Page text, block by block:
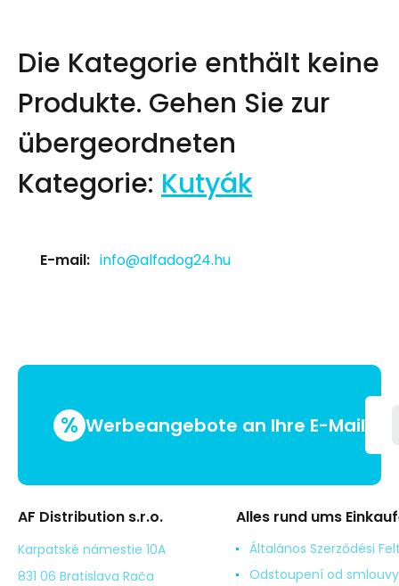
Die Kategorie enthält keine
Produkte. Gehen Sie zur
übergeordneten
Kategorie: Kutyák
E-mail: info@alfadog24.hu
% Werbeangebote an Ihre E-Mail
AF Distribution s.r.o.
Karpatské námestie 10A
831 06 Bratislava Rača
Alles rund ums
Általános Szerződési
Odstoupení od smlouvy